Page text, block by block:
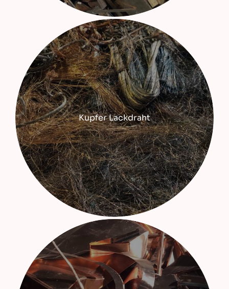
Kupfer Lackdraht